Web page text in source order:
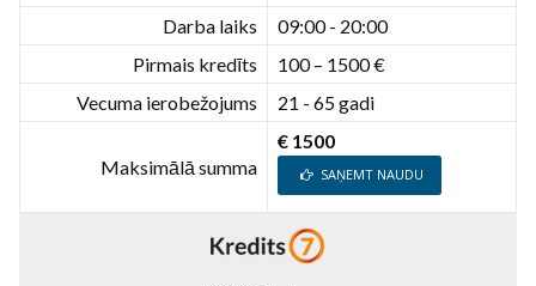
Darba laiks
09:00 - 20:00
Pirmais kredīts
100 – 1500 €
Vecuma ierobežojums
21 - 65 gadi
Maksimālā summa
€ 1500
SAŅEMT NAUDU